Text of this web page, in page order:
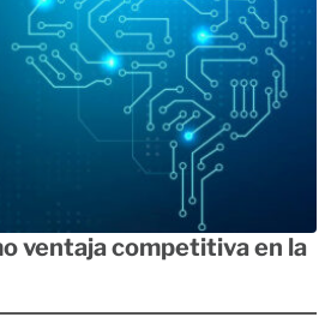
ventaja competitiva en la